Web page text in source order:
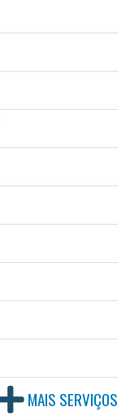
MAIS SERVIÇOS